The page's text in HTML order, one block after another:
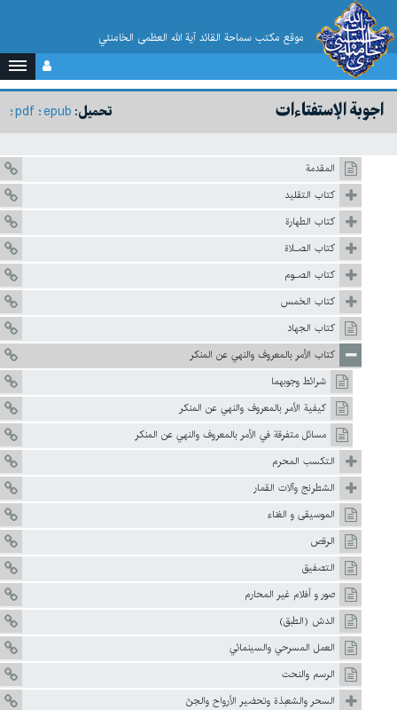
موقع مکتب سماحة القائد آية الله العظمى الخامنئي
تحميل: epub
pdf اجوبة الإستفتاءات
المقدمة
كتاب التقليد
كتاب الطهارة
كتاب الصـلاة
كتاب الصـوم
كتاب الخمس
كتاب الجهاد
كتاب الأمر بالمعروف والنهي عن المنكر
شرائط وجوبهما
كيفية الأمر بالمعروف والنهي عن المنكر
مسائل متفرقة في الأمر بالمعروف والنهي عن المنکر
التکسب المحرم
الشطرنج وآلات القمار
الموسيقى و الغناء
الرقص
التصفيق
صور و أفلام غير المحارم
الدش (الطبق)
العمل المسرحي والسينمائي
الرسم والنحت
السحر والشعبذة وتحضير الأرواح والجنّ